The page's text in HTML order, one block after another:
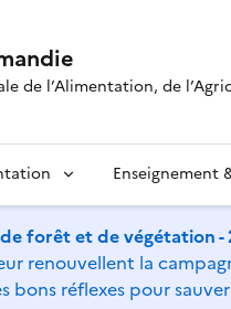
de l’Alimentation, de
Enseignement
forêt et de végétation -
renouvellent la
réflexes pour sauver